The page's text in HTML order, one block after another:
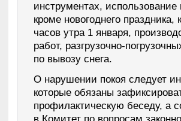
инструментах,
кроме новогоднего праздника,
часов утра 1 января,
работ, разгрузочно-
по вывозу снега.
О нарушении покоя следует
которые обязаны
профилактическую беседу, а